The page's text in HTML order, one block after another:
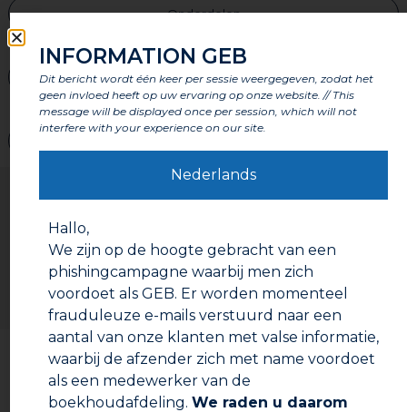
Onderdelen
Labels en certificeringen
Sluit de wateraanvoer af. Schuur het te repareren
gedeelte op (vooral op kunststof). Maak het oppervlak
schoon en droog. Trek de meegeleverde
handschoenen aan (deze kunnen van latex zijn) of
andere geschikte handschoenen.
Bereid alles goed voor, als de patch eenmaal
gekneed is, is de reactie onomkeerbaar. Na het
kneden moet de patch direct uit de verpakking
genomen worden, hij kan anders warm tot ZEER
Documentatie om te downloaden
Technische fiche
INFORMATION GEB
Dit bericht wordt één keer per sessie weergegeven, zodat het
geen invloed heeft op uw ervaring op onze website. // This
message will be displayed once per session, which will not
interfere with your experience on our site.
Nederlands
Hallo,
We zijn op de hoogte gebracht van een
phishingcampagne waarbij men zich
voordoet als GEB. Er worden momenteel
frauduleuze e-mails verstuurd naar een
aantal van onze klanten met valse informatie,
waarbij de afzender zich met name voordoet
als een medewerker van de
boekhoudafdeling. We raden u daarom